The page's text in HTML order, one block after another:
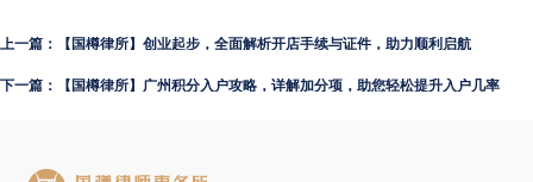
上一篇：【国樽律所】创业起步，全面解析开店手续与证件，助力顺利启航
下一篇：【国樽律所】广州积分入户攻略，详解加分项，助您轻松提升入户几率